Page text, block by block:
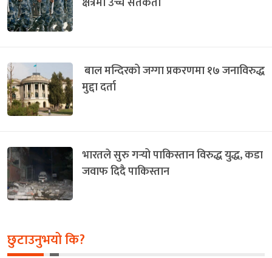
बाल मन्दिरको जग्गा प्रकरणमा १७ जनाविरुद्ध
मुद्दा दर्ता
भारतले सुरु गर्‍यो पाकिस्तान विरुद्ध युद्ध, कडा
जवाफ दिदै पाकिस्तान
छुटाउनुभयो कि?